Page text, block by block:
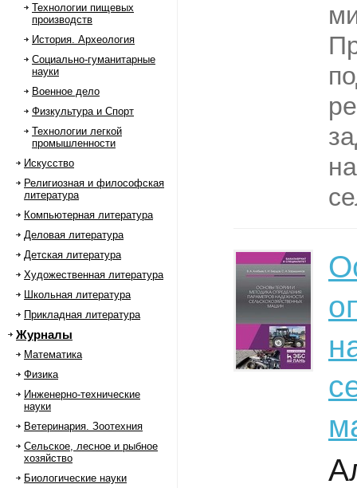
Технологии пищевых
производств
История. Археология
Социально-гуманитарные
науки
Военное дело
Физкультура и Спорт
Технологии легкой
промышленности
Искусство
Религиозная и философская
литература
Компьютерная литература
Деловая литература
Детская литература
Художественная литература
Школьная литература
Прикладная литература
Журналы
Математика
Физика
Инженерно-технические
науки
Ветеринария. Зоотехния
Сельское, лесное и рыбное
хозяйство
Биологические науки